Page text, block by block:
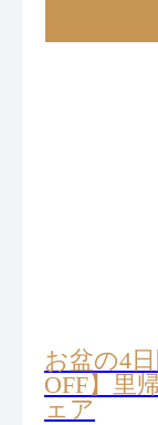
お盆の4
OFF】里
ェア